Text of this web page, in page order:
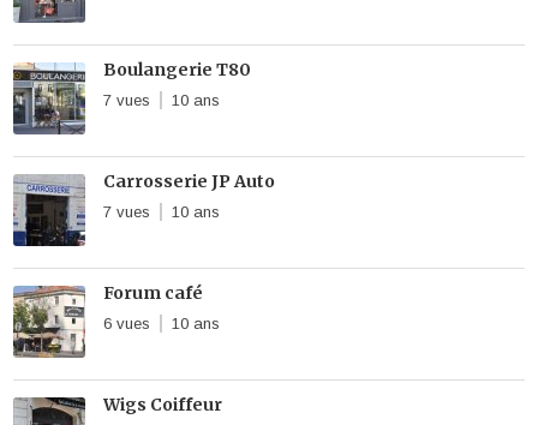
Boulangerie T80
7 vues 10 ans
Carrosserie JP Auto
7 vues 10 ans
Forum café
6 vues 10 ans
Wigs Coiffeur